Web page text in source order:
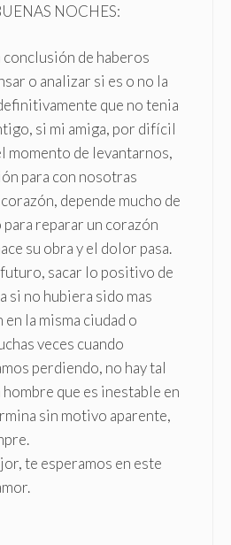
NOCHES:
de haberos
o analizar si es o no la
que no tenia
si mi amiga, por difícil
momento de levantarnos,
para con nosotras
depende mucho de
reparar un corazón
su obra y el dolor pasa.
sacar lo positivo de
si no hubiera sido mas
la misma ciudad o
veces cuando
perdiendo, no hay tal
que es inestable en
sin motivo aparente,
te esperamos en este